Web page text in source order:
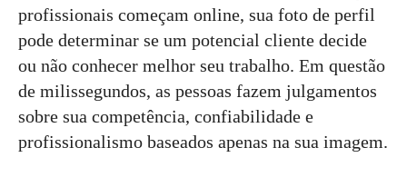
profissionais começam online, sua foto de perfil
pode determinar se um potencial cliente decide
ou não conhecer melhor seu trabalho. Em questão
de milissegundos, as pessoas fazem julgamentos
sobre sua competência, confiabilidade e
profissionalismo baseados apenas na sua imagem.